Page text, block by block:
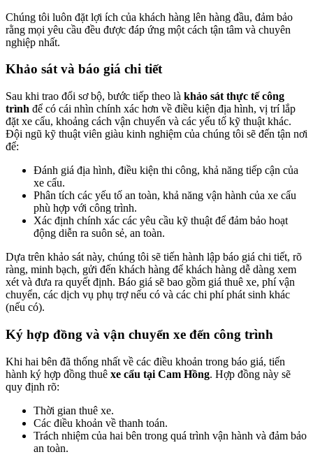
Chúng tôi luôn đặt lợi ích của khách hàng lên hàng đầu, đảm bảo
rằng mọi yêu cầu đều được đáp ứng một cách tận tâm và chuyên
nghiệp nhất.
Khảo sát và báo giá chi tiết
Sau khi trao đổi sơ bộ, bước tiếp theo là khảo sát thực tế công
trình để có cái nhìn chính xác hơn về điều kiện địa hình, vị trí lắp
đặt xe cẩu, khoảng cách vận chuyển và các yếu tố kỹ thuật khác.
Đội ngũ kỹ thuật viên giàu kinh nghiệm của chúng tôi sẽ đến tận nơi
để:
Đánh giá địa hình, điều kiện thi công, khả năng tiếp cận của
xe cẩu.
Phân tích các yếu tố an toàn, khả năng vận hành của xe cẩu
phù hợp với công trình.
Xác định chính xác các yêu cầu kỹ thuật để đảm bảo hoạt
động diễn ra suôn sẻ, an toàn.
Dựa trên khảo sát này, chúng tôi sẽ tiến hành lập báo giá chi tiết, rõ
ràng, minh bạch, gửi đến khách hàng để khách hàng dễ dàng xem
xét và đưa ra quyết định. Báo giá sẽ bao gồm giá thuê xe, phí vận
chuyển, các dịch vụ phụ trợ nếu có và các chi phí phát sinh khác
(nếu có).
Ký hợp đồng và vận chuyển xe đến công trình
Khi hai bên đã thống nhất về các điều khoản trong báo giá, tiến
hành ký hợp đồng thuê xe cẩu tại Cam Hồng. Hợp đồng này sẽ
quy định rõ:
Thời gian thuê xe.
Các điều khoản về thanh toán.
Trách nhiệm của hai bên trong quá trình vận hành và đảm bảo
an toàn.